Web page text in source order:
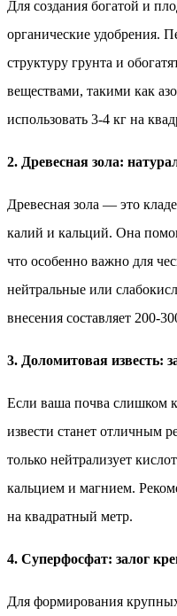
Для создания богатой и
органические удобрения.
структуру грунта и
веществами, такими как
использовать 3-4 кг на
2. Древесная зола:
Древесная зола — это
калий и кальций. Она
что особенно важно для
нейтральные или
внесения составляет 200-
3. Доломитовая известь:
Если ваша почва слишком
извести станет отличным
только нейтрализует
кальцием и магнием.
на квадратный метр.
4. Суперфосфат: залог
Для формирования